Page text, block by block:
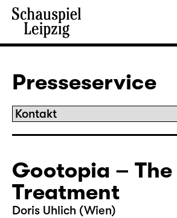
Presseservice
Gootopia – The
Treatment
Doris Uhlich (Wien)